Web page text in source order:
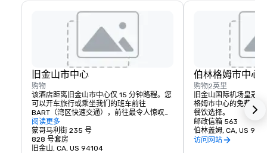
旧金山市中心
购物
该酒店距离旧金山市中心仅 15 分钟路程。您
可以开车旅行或乘坐我们的班车前往
BART（湾区快速交通），前往最令人惊叹的
世界知名目的地。
阅读更多
蒙哥马利街 235 号
828 号套房
旧金山, CA, US 94104
伯林格姆市中心
购物2英里
旧金山国际机场皇冠
格姆市中心的免费班
餐饮选择。
邮政信箱 563
伯林盖姆, CA, US
访问网站